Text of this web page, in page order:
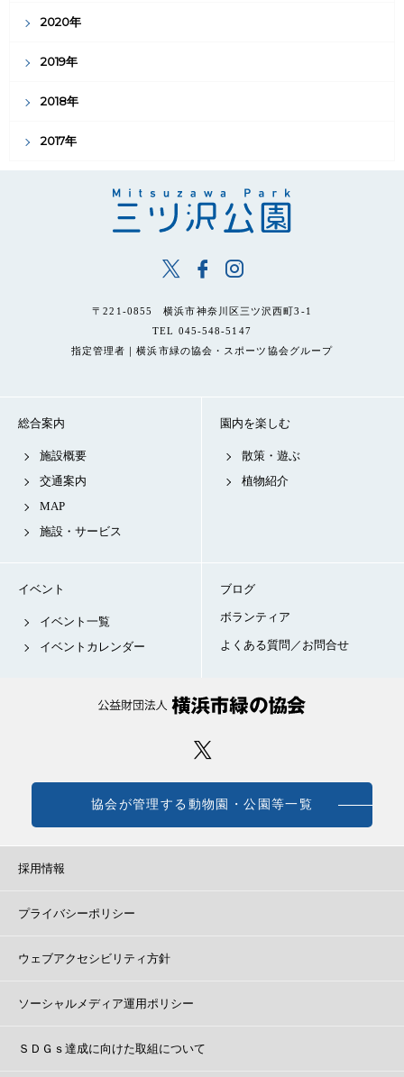
2020年
2019年
2018年
2017年
〒221-0855 横浜市神奈川区三ツ沢西町3-1
TEL 045-548-5147
指定管理者｜横浜市緑の協会・スポーツ協会グループ
総合案内
施設概要
交通案内
MAP
施設・サービス
園内を楽しむ
散策・遊ぶ
植物紹介
イベント
イベント一覧
イベントカレンダー
ブログ
ボランティア
よくある質問／お問合せ
協会が管理する動物園・公園等一覧
採用情報
プライバシーポリシー
ウェブアクセシビリティ方針
ソーシャルメディア運用ポリシー
ＳＤＧｓ達成に向けた取組について